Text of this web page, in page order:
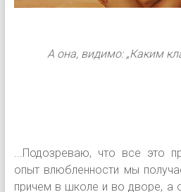
А она, видимо: „Каким
...Подозреваю, что все это
опыт влюбленности мы
причем в школе и во дворе, а